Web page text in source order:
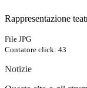
Rappresentazione
File JPG
Contatore click: 43
Notizie